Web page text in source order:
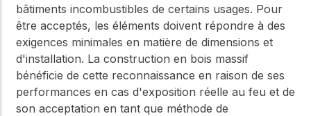
bâtiments incombustibles de certains usages. Pour
être acceptés, les éléments doivent répondre à des
exigences minimales en matière de dimensions et
d'installation. La construction en bois massif
bénéficie de cette reconnaissance en raison de ses
performances en cas d'exposition réelle au feu et de
son acceptation en tant que méthode de